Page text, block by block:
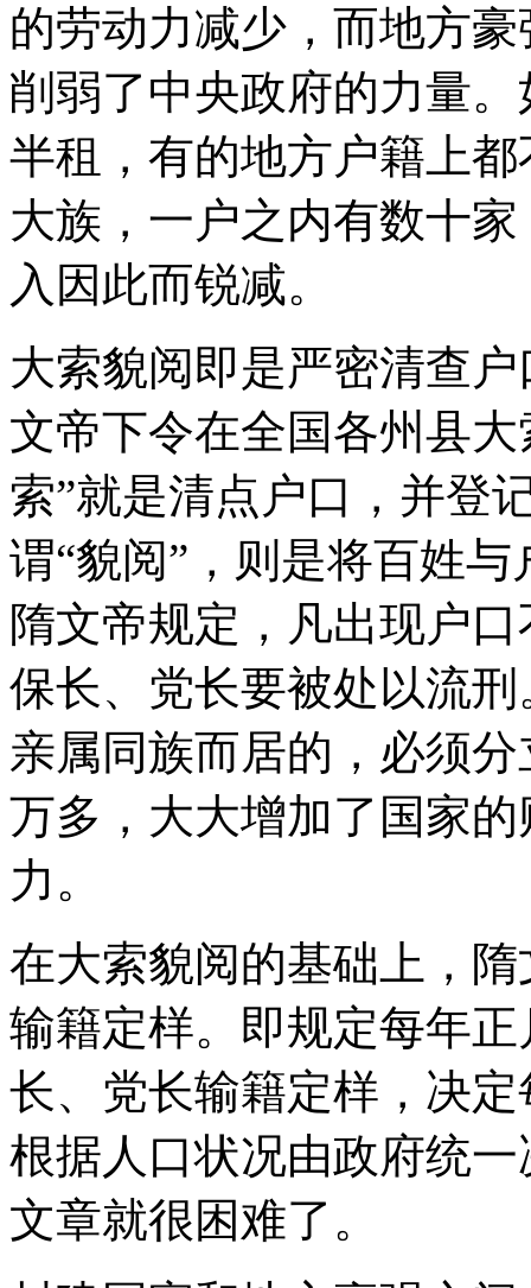
的劳动力减少，而地方
削弱了中央政府的力量
半租，有的地方户籍上
大族，一户之内有数十
入因此而锐减。
大索貌阅即是严密清查
文帝下令在全国各州县
索”就是清点户口，并登
谓“貌阅”，则是将百姓
隋文帝规定，凡出现户
保长、党长要被处以流
亲属同族而居的，必须
万多，大大增加了国家
力。
在大索貌阅的基础上，
输籍定样。即规定每年
长、党长输籍定样，决
根据人口状况由政府统
文章就很困难了。